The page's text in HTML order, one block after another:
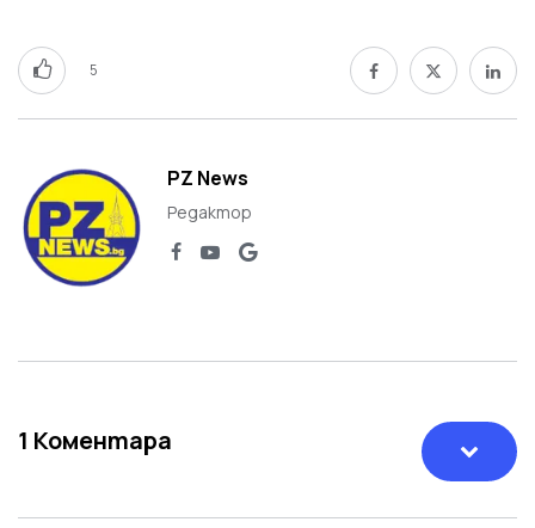
5
PZ News
Редактор
1 Коментара